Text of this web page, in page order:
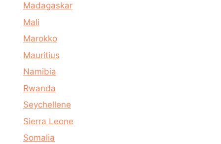
Madagaskar
Mali
Marokko
Mauritius
Namibia
Rwanda
Seychellene
Sierra Leone
Somalia